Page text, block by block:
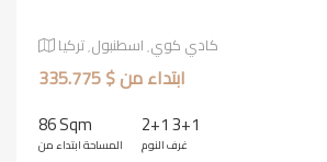
كادي كوي٬ اسطنبول٬ تركيا
ابتداء من $ 335.775
86 Sqm
المساحة ابتداء من
2+1 3+1
غرف النوم